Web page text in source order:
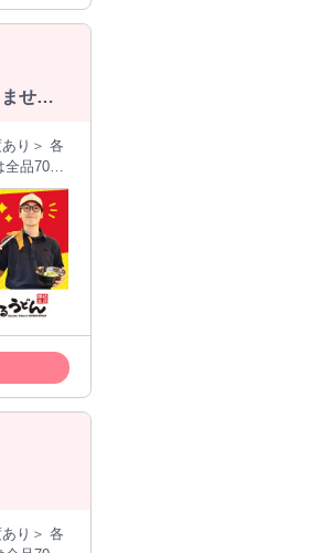
せん
方にオ
な方 ◯
＊＊＊
具の盛り
定！ ＊
た通り
できま
合わせ